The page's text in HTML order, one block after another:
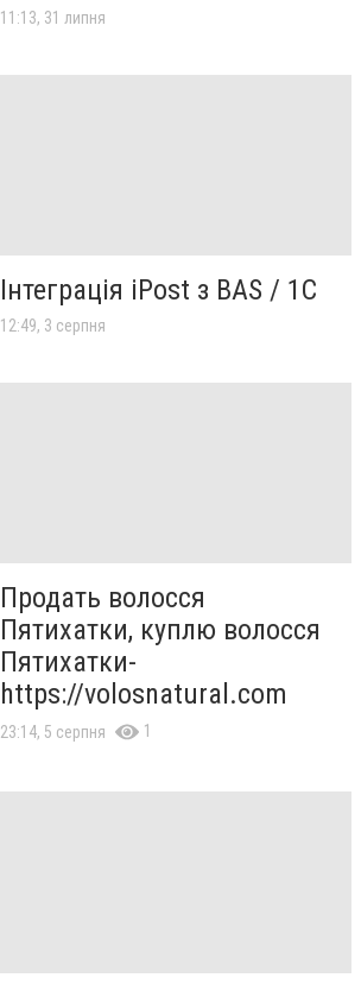
11:13, 31 липня
Інтеграція iPost з BAS / 1С
12:49, 3 серпня
Продать волосся
Пятихатки, куплю волосся
Пятихатки-
https://volosnatural.com
23:14, 5 серпня 1